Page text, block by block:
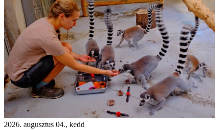
2026. augusztus 04., kedd